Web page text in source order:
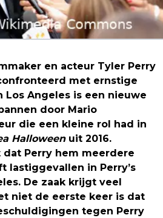
en acteur Tyler Perry
met ernstige
Los Angeles is een nieuwe
door Mario
die een kleine rol had in
Halloweenuit 2016.
Perry hem meerdere
lastiggevallen in Perry’s
De zaak krijgt veel
niet de eerste keer is dat
tegen Perry